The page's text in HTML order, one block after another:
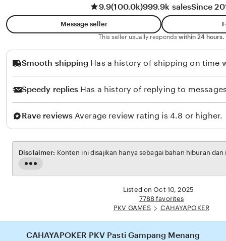
9.9(100.0k)999.9k salesSince
Message seller
This seller usually responds within 24 hours.
Smooth shipping Has a history of shipping on time
Speedy replies Has a history of replying to
Rave reviews Average review rating is 4.8 or higher.
Read
the
Disclaimer: Konten ini disajikan hanya sebagai bahan
Listed on Oct 10, 2025
7788 favorites
PKV GAMES
CAHAYAPOKER
CAHAYAPOKER PKV Pasti Gampang Menang